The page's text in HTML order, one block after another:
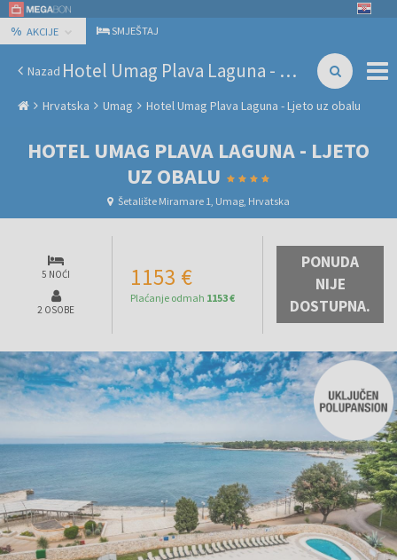
% AKCIJE SMJEŠTAJ
Nazad Hotel Umag Plava Laguna - Ljeto uz obalu
Hrvatska Umag Hotel Umag Plava Laguna - Ljeto uz obalu
HOTEL UMAG PLAVA LAGUNA - LJETO
UZ OBALU
Šetalište Miramare 1, Umag, Hrvatska
5 NOĆI
2 OSOBE
1153 €
Plaćanje odmah 1153 €
PONUDA
NIJE
DOSTUPNA.